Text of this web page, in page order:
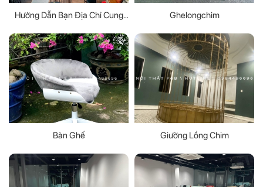
Hướng Dẫn Bạn Địa Chỉ Cung
Ghelongchim
Bàn Ghế Giường Lồng Chim